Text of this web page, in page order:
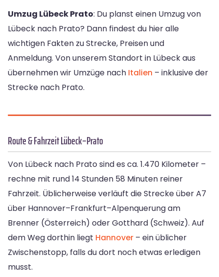
Umzug Lübeck Prato: Du planst einen Umzug von
Lübeck nach Prato? Dann findest du hier alle
wichtigen Fakten zu Strecke, Preisen und
Anmeldung. Von unserem Standort in Lübeck aus
übernehmen wir Umzüge nach Italien – inklusive der
Strecke nach Prato.
Route & Fahrzeit Lübeck–Prato
Von Lübeck nach Prato sind es ca. 1.470 Kilometer –
rechne mit rund 14 Stunden 58 Minuten reiner
Fahrzeit. Üblicherweise verläuft die Strecke über A7
über Hannover–Frankfurt–Alpenquerung am
Brenner (Österreich) oder Gotthard (Schweiz). Auf
dem Weg dorthin liegt Hannover – ein üblicher
Zwischenstopp, falls du dort noch etwas erledigen
musst.